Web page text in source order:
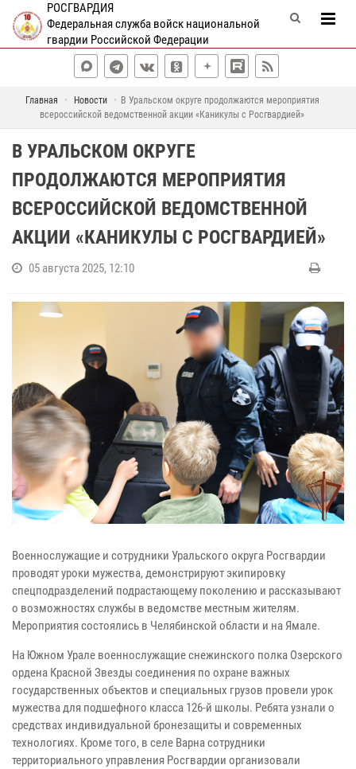
РОСГВАРДИЯ
Федеральная служба войск национальной
гвардии Российской Федерации
Главная Новости
В Уральском округе продолжаются мероприятия
всероссийской ведомственной акции «Каникулы с Росгвардией»
В УРАЛЬСКОМ ОКРУГЕ
ПРОДОЛЖАЮТСЯ МЕРОПРИЯТИЯ
ВСЕРОССИЙСКОЙ ВЕДОМСТВЕННОЙ
АКЦИИ «КАНИКУЛЫ С РОСГВАРДИЕЙ»
05 августа 2025, 12:10
Военнослужащие и сотрудники Уральского округа Росгвардии
проводят уроки мужества, демонстрируют экипировку
спецподразделений подрастающему поколению и рассказывают
о возможностях службы в ведомстве местным жителям.
Мероприятия состоялись в Челябинской области и на Ямале.
На Южном Урале военнослужащие снежинского полка Озерского
ордена Красной Звезды соединения по охране важных
государственных объектов и специальных грузов провели урок
мужества для подшефного класса 126-й школы. Ребята узнали о
средствах индивидуальной бронезащиты и современных
технологиях. Кроме того, в селе Варна сотрудники
территориального управления Росгвардии организовали